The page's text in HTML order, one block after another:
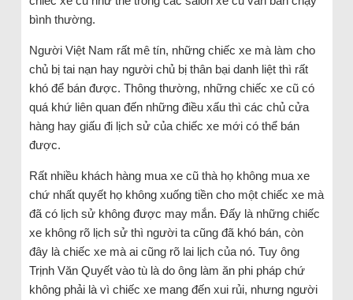
bình thường.
Người Việt Nam rất mê tín, những chiếc xe mà làm cho
chủ bị tai nạn hay người chủ bị thân bại danh liệt thì rất
khó để bán được. Thông thường, những chiếc xe cũ có
quá khứ liên quan đến những điều xấu thì các chủ cửa
hàng hay giấu đi lịch sử của chiếc xe mới có thể bán
được.
Rất nhiều khách hàng mua xe cũ thà họ không mua xe
chứ nhất quyết họ không xuống tiền cho một chiếc xe mà
đã có lịch sử không được may mắn. Đấy là những chiếc
xe không rõ lịch sử thì người ta cũng đã khó bán, còn
đây là chiếc xe mà ai cũng rõ lai lịch của nó. Tuy ông
Trịnh Văn Quyết vào tù là do ông làm ăn phi pháp chứ
không phải là vì chiếc xe mang đến xui rủi, nhưng người